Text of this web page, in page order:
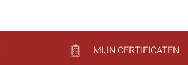
MIJN CERTIFICATEN